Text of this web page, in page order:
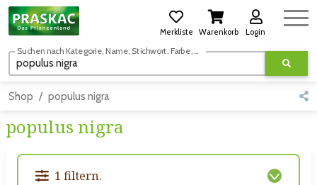
Merkliste Warenkorb Login
Suchen nach Kategorie, Name, Stichwort, Farbe, usw.
Shop populus nigra
populus nigra
1 filtern.